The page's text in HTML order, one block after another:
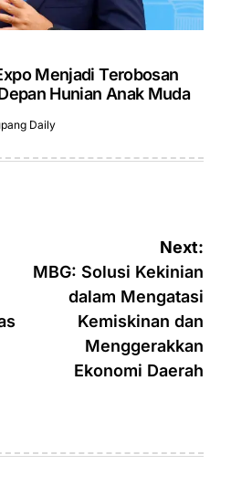
Menjadi Terobosan
Hunian Anak Muda
Daily
Next:
MBG: Solusi Kekinian
dalam Mengatasi
Kemiskinan dan
Menggerakkan
Ekonomi Daerah